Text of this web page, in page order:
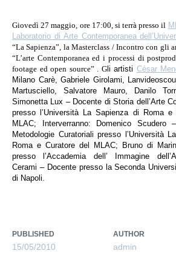
Giovedì 27 maggio, ore 17:00, si terrà presso il
Laboratorio di Arte Contemporanea
“La Sapienza”, la Masterclass / Incontro con gli
“L’arte Contemporanea ed i processi di
footage ed open source” . Gli artisti César
Milano Carè, Gabriele Girolami,
Martusciello, Salvatore Mauro, Danilo
Simonetta Lux – Docente di Storia dell’Arte
presso l’Università La Sapienza di Roma e
MLAC; Interverranno: Domenico Scudero
Metodologie Curatoriali presso l’Università
Roma e Curatore del MLAC; Bruno di
presso l’Accademia dell’ Immagine
Cerami – Docente presso la Seconda
di Napoli.
PUBLISHED
15/05/2010
AUTHOR
admin